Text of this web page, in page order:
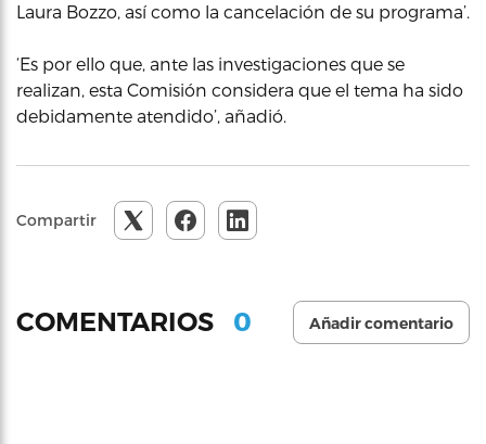
Laura Bozzo, así como la cancelación de su programa’.
‘Es por ello que, ante las investigaciones que se
realizan, esta Comisión considera que el tema ha sido
debidamente atendido’, añadió.
Compartir
COMENTARIOS 0 Añadir comentario